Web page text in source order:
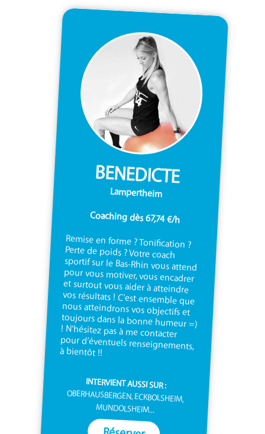
BENEDICTE
Lampertheim
Coaching dès 67,74 €/h
Remise en forme ? Tonification ?
Perte de poids ? Votre coach
sportif sur le Bas-Rhin vous attend
pour vous motiver, vous encadrer
et surtout vous aider à atteindre
vos résultats ! C'est ensemble que
nous atteindrons vos objectifs et
toujours dans la bonne humeur =)
! N'hésitez pas à me contacter
pour d’éventuels renseignements,
à bientôt !!
INTERVIENT AUSSI SUR :
OBERHAUSBERGEN, ECKBOLSHEIM,
MUNDOLSHEIM...